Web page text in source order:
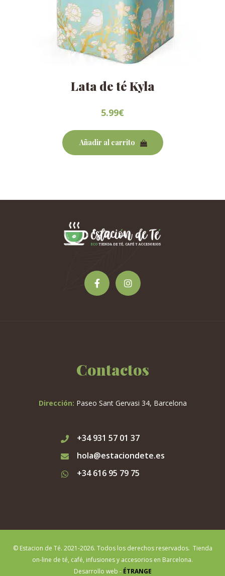
Lata de té Kyla
5.99€
Añadir al carrito
Contactos
Dirección: Paseo Sant Gervasi 34, Barcelona
+34 931 57 01 37
hola@estaciondete.es
+34 616 95 79 75
© Estacion de Té. 2021-2026. Todos los derechos reservados. Tienda
on-line de té, café, infusiones y accesorios en Barcelona.
Desarrollo web - ÉTRANGE